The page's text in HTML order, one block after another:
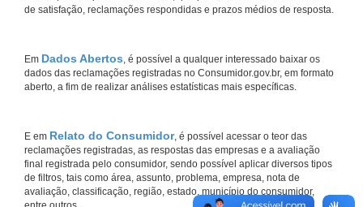
de satisfação, reclamações respondidas e prazos médios de resposta.
Em Dados Abertos, é possível a qualquer interessado baixar os
dados das reclamações registradas no Consumidor.gov.br, em formato
aberto, a fim de realizar análises estatísticas mais específicas.
E em Relato do Consumidor, é possível acessar o teor das
reclamações registradas, as respostas das empresas e a avaliação
final registrada pelo consumidor, sendo possível aplicar diversos tipos
de filtros, tais como área, assunto, problema, empresa, nota de
avaliação, classificação, região, estado, município do consumidor,